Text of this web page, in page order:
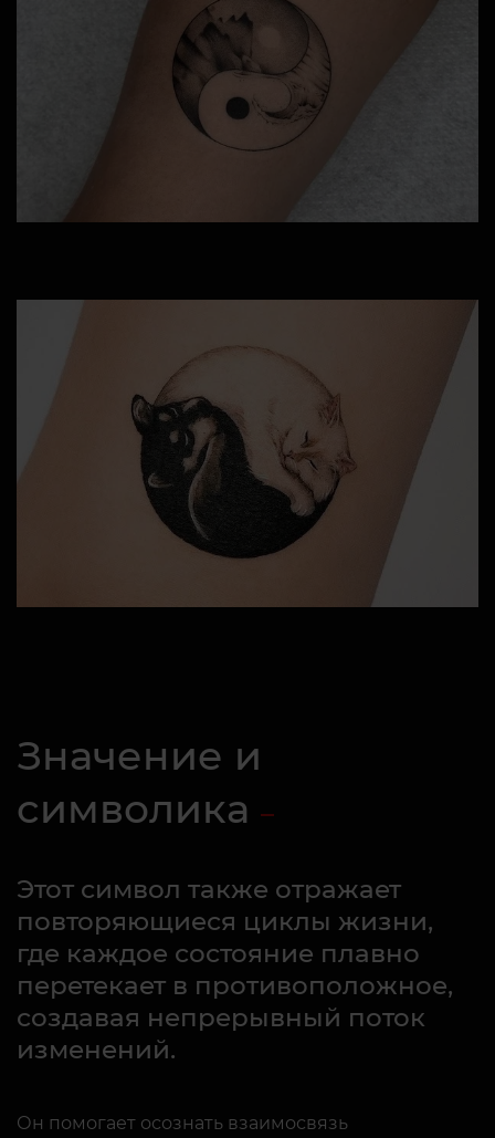
Значение и
символика
Этот символ также отражает
повторяющиеся циклы жизни,
где каждое состояние плавно
перетекает в противоположное,
создавая непрерывный поток
изменений.
Он помогает осознать взаимосвязь